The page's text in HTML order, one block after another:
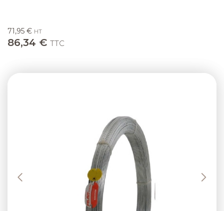
71,95 € HT
86,34 € TTC